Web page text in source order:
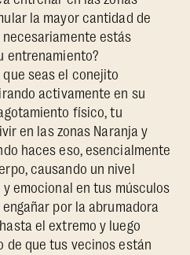
la mayor cantidad de
estás
entrenamiento?
que seas el conejito
activamente en su
físico, tu
en las zonas Naranja y
haces eso, esencialmente
causando un nivel
emocional en tus músculos
por la abrumadora
el extremo y luego
de que tus vecinos están